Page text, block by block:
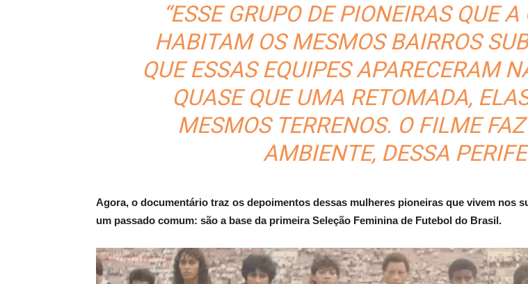
“ESSE GRUPO DE PIONEIRAS QUE
HABITAM OS MESMOS BAIRROS
QUE ESSAS EQUIPES APARECERAM
QUASE QUE UMA RETOMADA,
MESMOS TERRENOS. O FILME
AMBIENTE, DESSA
Agora, o documentário traz os depoimentos dessas mulheres pioneiras que vivem nos
um passado comum: são a base da primeira Seleção Feminina de Futebol do Brasil.